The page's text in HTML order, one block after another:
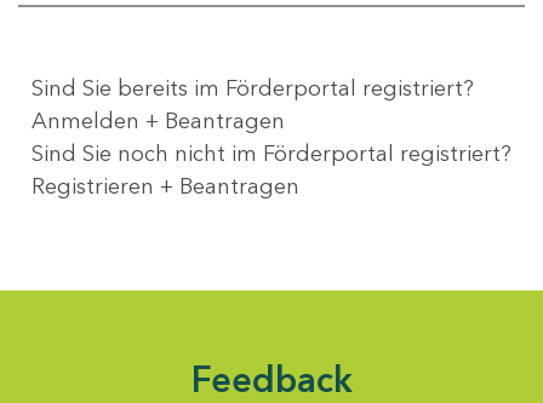
Sind Sie bereits im Förderportal registriert?
Anmelden + Beantragen
Sind Sie noch nicht im Förderportal registriert?
Registrieren + Beantragen
Feedback